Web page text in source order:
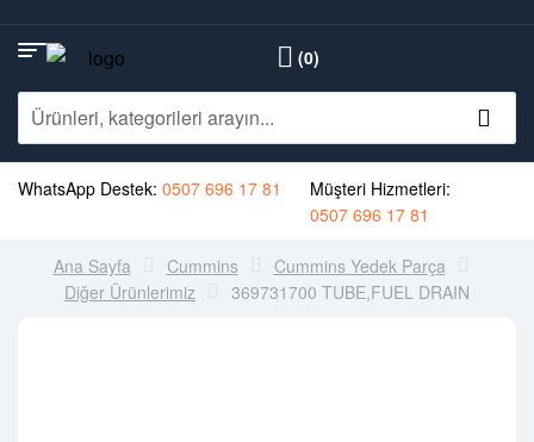
(0)
WhatsApp Destek: 0507 696 17 81
Müşteri Hizmetleri:
0507 696 17 81
Ana Sayfa Cummins
Cummins Yedek Parça
Diğer Ürünlerimiz
369731700 TUBE,FUEL DRAIN